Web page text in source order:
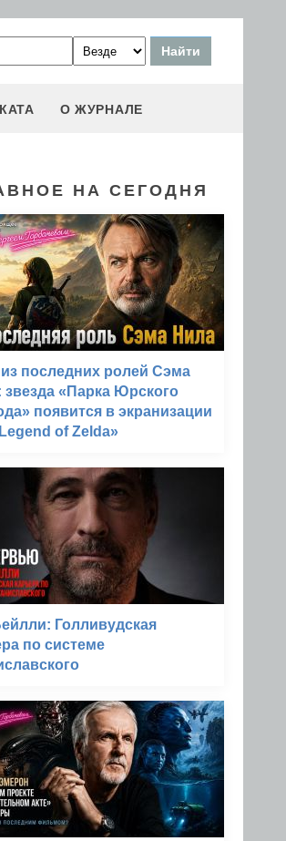
О ЖУРНАЛЕ
НА СЕГОДНЯ
последних ролей Сэма
звезда «Парка Юрского
появится в экранизации
of Zelda»
Голливудская
по системе